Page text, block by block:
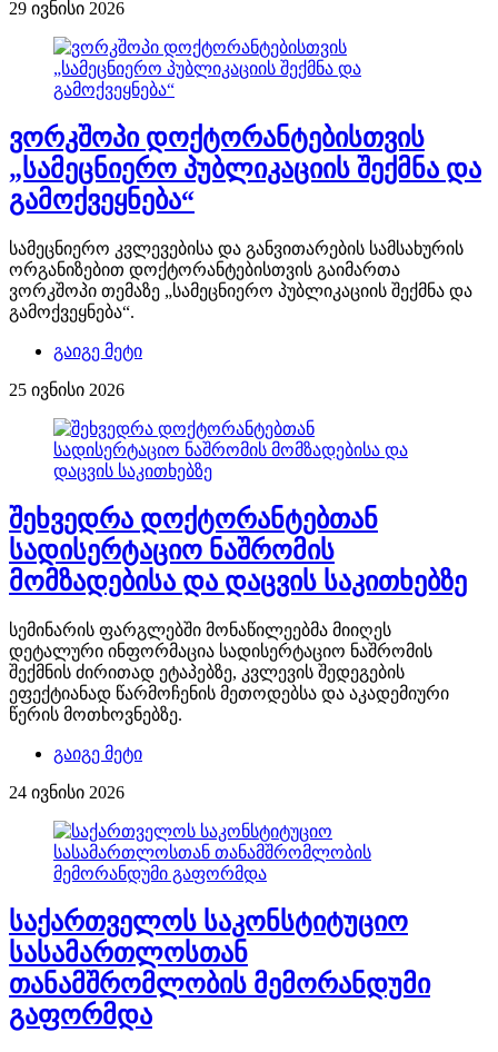
29 ივნისი 2026
ვორკშოპი დოქტორანტებისთვის
„სამეცნიერო პუბლიკაციის შექმნა და
გამოქვეყნება“
სამეცნიერო კვლევებისა და განვითარების სამსახურის
ორგანიზებით დოქტორანტებისთვის გაიმართა
ვორკშოპი თემაზე „სამეცნიერო პუბლიკაციის შექმნა და
გამოქვეყნება“.
გაიგე მეტი
25 ივნისი 2026
შეხვედრა დოქტორანტებთან
სადისერტაციო ნაშრომის
მომზადებისა და დაცვის საკითხებზე
სემინარის ფარგლებში მონაწილეებმა მიიღეს
დეტალური ინფორმაცია სადისერტაციო ნაშრომის
შექმნის ძირითად ეტაპებზე, კვლევის შედეგების
ეფექტიანად წარმოჩენის მეთოდებსა და აკადემიური
წერის მოთხოვნებზე.
გაიგე მეტი
24 ივნისი 2026
საქართველოს საკონსტიტუციო
სასამართლოსთან
თანამშრომლობის მემორანდუმი
გაფორმდა